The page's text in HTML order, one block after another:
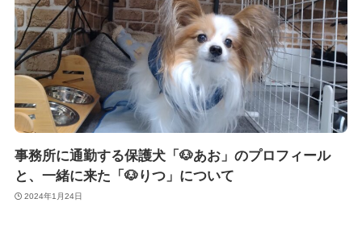
事務所に通勤する保護犬「🐶あお」のプロフィール
と、一緒に来た「🐶りつ」について
2024年1月24日